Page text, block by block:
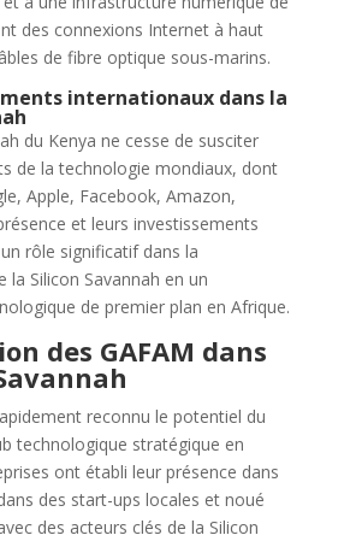
des connexions Internet à haut
de fibre optique sous-marins.
internationaux dans la
du Kenya ne cesse de susciter
de la technologie mondiaux, dont
Apple, Facebook, Amazon,
et leurs investissements
rôle significatif dans la
Silicon Savannah en un
de premier plan en Afrique.
des GAFAM dans
reconnu le potentiel du
technologique stratégique en
ont établi leur présence dans
des start-ups locales et noué
des acteurs clés de la Silicon